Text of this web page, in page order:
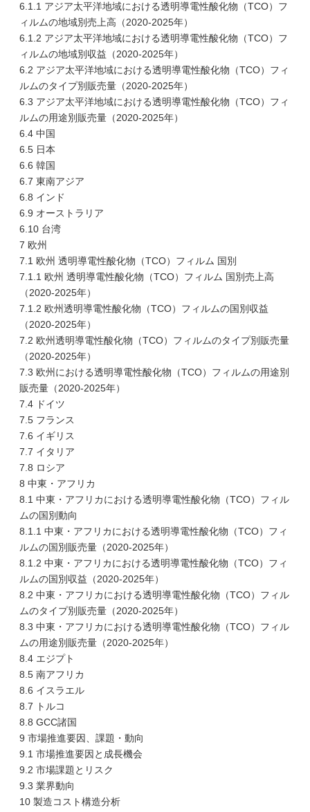
6.1.1 アジア太平洋地域における透明導電性酸化物（TCO）フ
ィルムの地域別売上高（2020-2025年）
6.1.2 アジア太平洋地域における透明導電性酸化物（TCO）フ
ィルムの地域別収益（2020-2025年）
6.2 アジア太平洋地域における透明導電性酸化物（TCO）フィ
ルムのタイプ別販売量（2020-2025年）
6.3 アジア太平洋地域における透明導電性酸化物（TCO）フィ
ルムの用途別販売量（2020-2025年）
6.4 中国
6.5 日本
6.6 韓国
6.7 東南アジア
6.8 インド
6.9 オーストラリア
6.10 台湾
7 欧州
7.1 欧州 透明導電性酸化物（TCO）フィルム 国別
7.1.1 欧州 透明導電性酸化物（TCO）フィルム 国別売上高
（2020-2025年）
7.1.2 欧州透明導電性酸化物（TCO）フィルムの国別収益
（2020-2025年）
7.2 欧州透明導電性酸化物（TCO）フィルムのタイプ別販売量
（2020-2025年）
7.3 欧州における透明導電性酸化物（TCO）フィルムの用途別
販売量（2020-2025年）
7.4 ドイツ
7.5 フランス
7.6 イギリス
7.7 イタリア
7.8 ロシア
8 中東・アフリカ
8.1 中東・アフリカにおける透明導電性酸化物（TCO）フィル
ムの国別動向
8.1.1 中東・アフリカにおける透明導電性酸化物（TCO）フィ
ルムの国別販売量（2020-2025年）
8.1.2 中東・アフリカにおける透明導電性酸化物（TCO）フィ
ルムの国別収益（2020-2025年）
8.2 中東・アフリカにおける透明導電性酸化物（TCO）フィル
ムのタイプ別販売量（2020-2025年）
8.3 中東・アフリカにおける透明導電性酸化物（TCO）フィル
ムの用途別販売量（2020-2025年）
8.4 エジプト
8.5 南アフリカ
8.6 イスラエル
8.7 トルコ
8.8 GCC諸国
9 市場推進要因、課題・動向
9.1 市場推進要因と成長機会
9.2 市場課題とリスク
9.3 業界動向
10 製造コスト構造分析